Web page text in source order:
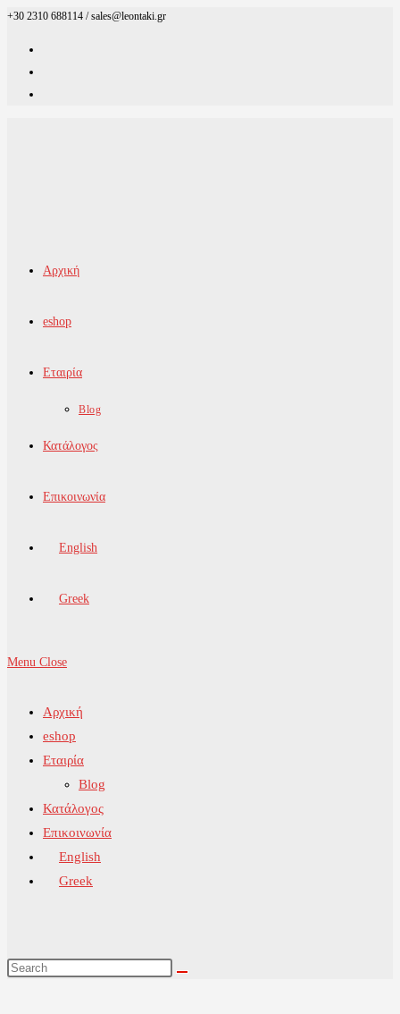
Skip
+30 2310 688114 / sales@leontaki.gr
Αρχική
eshop
Εταιρία
Blog
Κατάλογος
Επικοινωνία
English
Greek
Menu Close
Αρχική
eshop
Εταιρία
Blog
Κατάλογος
Επικοινωνία
English
Greek